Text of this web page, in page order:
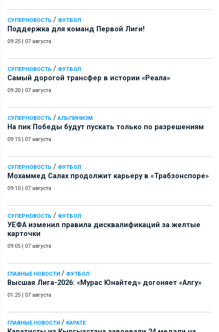
СУПЕРНОВОСТЬ / ФУТБОЛ
Поддержка для команд Первой Лиги!
09:25 | 07 августа
СУПЕРНОВОСТЬ / ФУТБОЛ
Самый дорогой трансфер в истории «Реала»
09:20 | 07 августа
СУПЕРНОВОСТЬ / АЛЬПИНИЗМ
На пик Победы будут пускать только по разрешениям
09:15 | 07 августа
СУПЕРНОВОСТЬ / ФУТБОЛ
Мохаммед Салах продолжит карьеру в «Трабзонспоре»
09:10 | 07 августа
СУПЕРНОВОСТЬ / ФУТБОЛ
УЕФА изменил правила дисквалификаций за желтые
карточки
09:05 | 07 августа
ГЛАВНЫЕ НОВОСТИ / ФУТБОЛ
Высшая Лига-2026: «Мурас Юнайтед» догоняет «Алгу»
01:25 | 07 августа
ГЛАВНЫЕ НОВОСТИ / КАРАТЕ